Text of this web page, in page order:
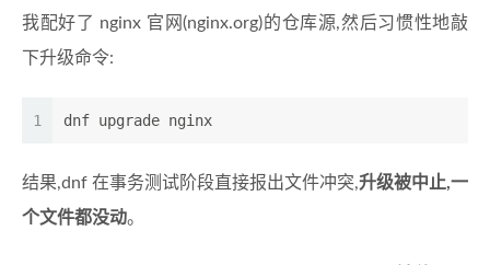
我配好了 nginx 官网(nginx.org)的仓库源,然后习惯性地敲
下升级命令:
1 dnf upgrade nginx
结果,dnf 在事务测试阶段直接报出文件冲突,升级被中止,一
个文件都没动。